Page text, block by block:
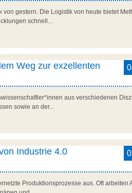
gestern. Die Logistik von heute bietet
schnell...
Weg zur exzellenten
aus verschiedenen
sowie an der...
Industrie 4.0
Produktionsprozesse aus. Oft arbeiten